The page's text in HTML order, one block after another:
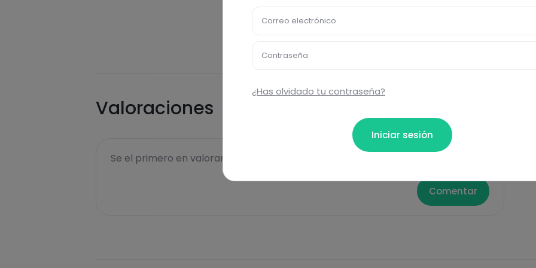
Valoraciones
Se el primero en valorar esta receta...
Comentar
Correo electrónico
Contraseña
¿Has olvidado tu contraseña?
Iniciar sesión